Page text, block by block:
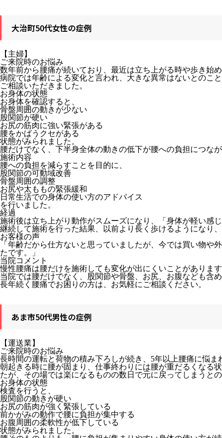
大治町50代女性の症例
【主婦】
ご来院時のお悩み
数年前から腰痛が続いており、最近は立ち上がる時や歩き始
病院では年齢による変化と言われ、大きな異常はないとのこ
ご相談いただきました。
お身体の状態
お身体を確認すると、
骨盤周囲の動きが少ない
股関節が硬い
お尻の筋肉に強い緊張がある
腰をかばうクセがある
状態がみられました。
腰だけでなく、下半身全体の動きの低下が腰への負担につな
施術内容
腰への負担を減らすことを目的に、
股関節の可動域改善
骨盤周囲の調整
お尻や太ももの緊張緩和
日常生活での身体の使い方のアドバイス
を行いました。
経過
施術後は立ち上がり動作がスムーズになり、「身体が軽い感
継続して施術を行った結果、以前より長く歩けるようになり
お客様の声
「年齢だから仕方ないと思っていましたが、今では買い物や
たです。」
当院コメント
慢性腰痛は腰だけを施術しても変化が出にくいことがありま
当院では腰だけでなく、股関節や骨盤、お尻、お腹なども含
長年続く腰痛でお困りの方は、お気軽にご相談ください。
あま市50代男性の症例
【運送業】
ご来院時のお悩み
長時間の運転と荷物の積み下ろしが続き、5年以上腰痛に悩ま
朝起きる時に腰が固まり、仕事終わりには腰が重だるくなる
たが、その場では楽になるものの数日で元に戻ってしまうと
お身体の状態
検査を行うと、
股関節の動きが硬い
お尻の筋肉が強く緊張している
前かがみの動作で腰に負担が集中する
お腹周囲の柔軟性が低下している
状態がみられました。